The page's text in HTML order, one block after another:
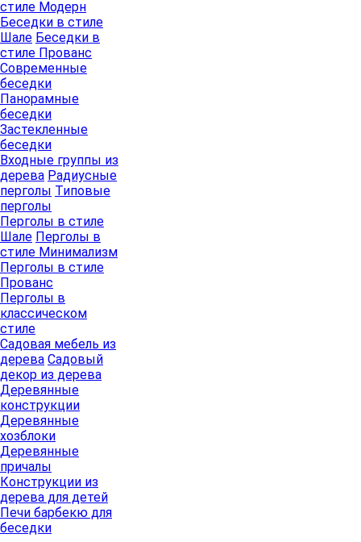
стиле Модерн
Беседки в стиле
Шале Беседки в
стиле Прованс
Современные
беседки
Панорамные
беседки
Застекленные
беседки
Входные группы из
дерева Радиусные
перголы Типовые
перголы
Перголы в стиле
Шале Перголы в
стиле Минимализм
Перголы в стиле
Прованс
Перголы в
классическом
стиле
Садовая мебель из
дерева Садовый
декор из дерева
Деревянные
конструкции
Деревянные
хозблоки
Деревянные
причалы
Конструкции из
дерева для детей
Печи барбекю для
беседки